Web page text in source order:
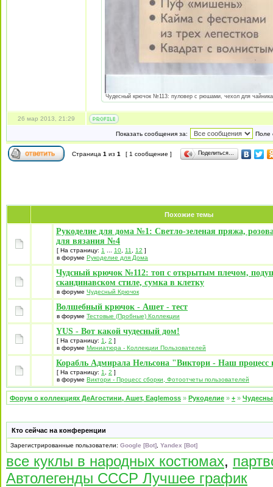
Чудесный крючок №113: пуловер с рюшами, чехол для
26 мар 2013, 21:29
Показать сообщения за: Поле
Страница 1 из 1 [ 1 сообщение ] Поделиться…
Похожие темы
Рукоделие для дома №1: Светло-зеленая пряжа,
для вязания №4
[ На страницу: 1 10 11 12 ]
в форуме Рукоделие для Дома
Чудсный крючок №112: топ с открытым плечом,
скандинавском стиле, сумка в клетку
в форуме Чудесный Крючок
Волшебный крючок - Ашет - тест
в форуме Тестовые (Пробные) Коллекции
YUS - Вот какой чудесный дом!
[ На страницу: 1 2 ]
в форуме Миниатюра - Коллекции Пользователей
Корабль Адмирала Нельсона "Виктори - Наш процесс
[ На страницу: 1 2 ]
в форуме Виктори - Процесс сборки, Фотоотчеты пользователей
Форум о коллекциях ДеАгостини, Ашет, Eaglemoss » Рукоделие » + »
Кто сейчас на конференции
Зарегистрированные пользователи: Google [Bot] Yandex [Bot]
все куклы в народных костюмах,
Автолегенды СССР Лучшее график